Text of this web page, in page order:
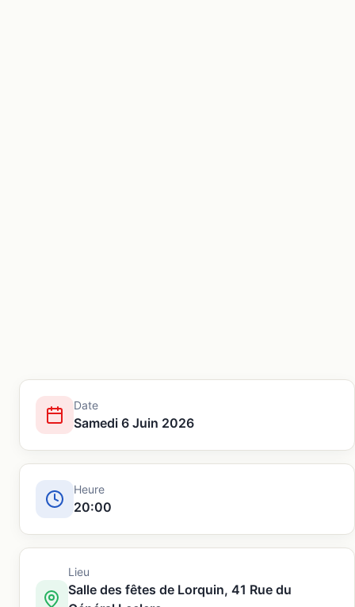
Date
Samedi 6 Juin 2026
Heure
20:00
Lieu
Salle des fêtes de Lorquin, 41 Rue du